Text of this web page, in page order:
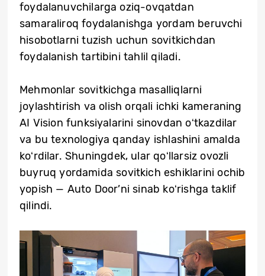
foydalanuvchilarga oziq-ovqatdan
samaraliroq foydalanishga yordam beruvchi
hisobotlarni tuzish uchun sovitkichdan
foydalanish tartibini tahlil qiladi.
Mehmonlar sovitkichga masalliqlarni
joylashtirish va olish orqali ichki kameraning
AI Vision funksiyalarini sinovdan oʻtkazdilar
va bu texnologiya qanday ishlashini amalda
koʻrdilar. Shuningdek, ular qoʻllarsiz ovozli
buyruq yordamida sovitkich eshiklarini ochib
yopish — Auto Door’ni sinab koʻrishga taklif
qilindi.